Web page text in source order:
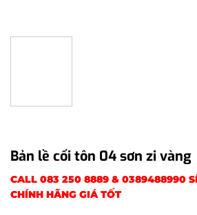
Bản lề cối tôn 04 sơn zi vàng
CALL 083 250 8889 & 0389488990
CHÍNH HÃNG GIÁ TỐT